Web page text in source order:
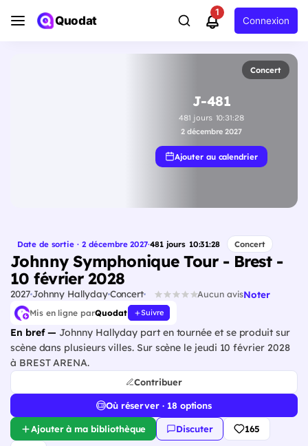
Quodat
1
Connexion
Concert
J-481
481 jours 10:31:27
2 décembre 2027
Ajouter au calendrier
Date de sortie · 2 décembre 2027·481jours 10:31:27 Concert
Johnny Symphonique Tour - Brest -
10 février 2028
2027Johnny HallydayConcert Aucun avisNoter
Mis en ligne parQuodat Suivre
En bref — Johnny Hallyday part en tournée et se produit sur
scène dans plusieurs villes. Sur scène le jeudi 10 février 2028
à BREST ARENA.
Contribuer
Où réserver · 18 options
Ajouter à ma bibliothèque Discuter 165